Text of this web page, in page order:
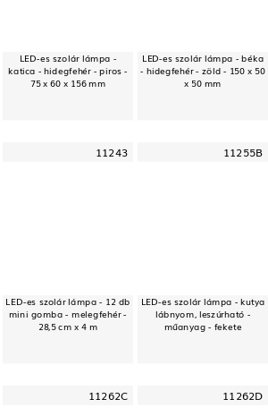
LED-es szolár lámpa -
katica - hidegfehér - piros -
75 x 60 x 156 mm
LED-es szolár lámpa - béka
- hidegfehér - zöld - 150 x 50
x 50 mm
11243
LED-es szolár lámpa - 12 db
mini gomba - melegfehér -
28,5 cm x 4 m
11255B
LED-es szolár lámpa - kutya
lábnyom, leszúrható -
műanyag - fekete
11262C 11262D